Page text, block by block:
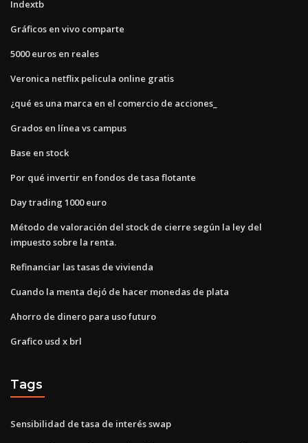
Indextb
Gráficos en vivo comparte
5000 euros en reales
Veronica netflix pelicula online gratis
¿qué es una marca en el comercio de acciones_
Grados en línea vs campus
Base en stock
Por qué invertir en fondos de tasa flotante
Day trading 1000 euro
Método de valoración del stock de cierre según la ley del
impuesto sobre la renta.
Refinanciar las tasas de vivienda
Cuando la menta dejó de hacer monedas de plata
Ahorro de dinero para uso futuro
Grafico usd x brl
Tags
Sensibilidad de tasa de interés swap